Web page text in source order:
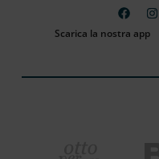
Scarica la nostra app